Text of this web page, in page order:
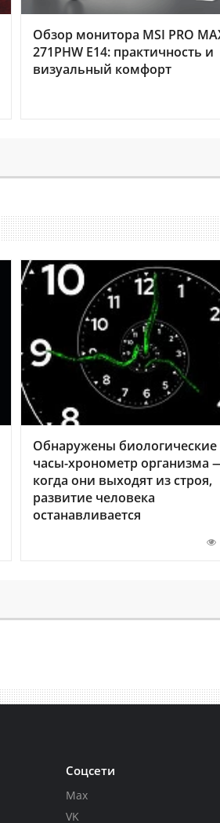
Обзор монитора MSI PRO
271PHW E14: практичность и
визуальный комфорт
Обнаружены биологические
часы-хронометр организма
когда они выходят из строя,
развитие человека
останавливается
Соцсети
Max
VK